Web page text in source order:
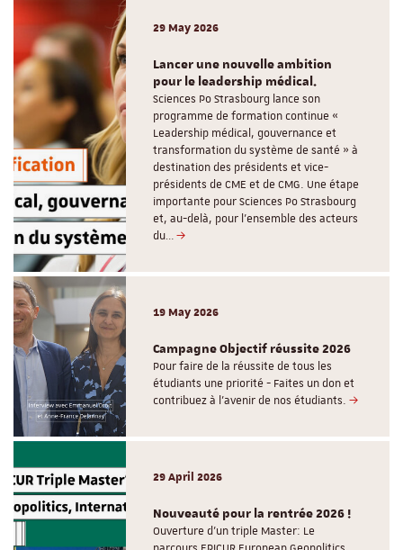
29 May 2026
Lancer une nouvelle ambition
pour le leadership médical.
Sciences Po Strasbourg lance son
programme de formation continue «
Leadership médical, gouvernance et
transformation du système de santé » à
destination des présidents et vice-
présidents de CME et de CMG. Une étape
importante pour Sciences Po Strasbourg
et, au-delà, pour l’ensemble des acteurs
du…
19 May 2026
Campagne Objectif réussite 2026
Pour faire de la réussite de tous les
étudiants une priorité - Faites un don et
contribuez à l’avenir de nos étudiants.
29 April 2026
Nouveauté pour la rentrée 2026 !
Ouverture d'un triple Master: Le